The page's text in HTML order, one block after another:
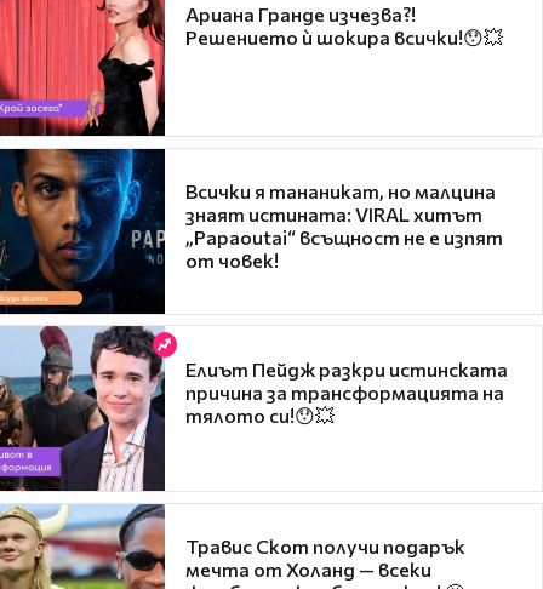
Ариана Гранде изчезва?!
Решението ѝ шокира всички!😯💥
Всички я тананикат, но малцина
знаят истината: VIRAL хитът
„Papaoutai“ всъщност не е изпят
от човек!
Елиът Пейдж разкри истинската
причина за трансформацията на
тялото си!😯💥
Травис Скот получи подарък
мечта от Холанд — всеки